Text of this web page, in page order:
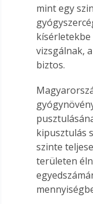
mint egy
vizsgálnak,
biztos.
kipusztulás
szinte
területen